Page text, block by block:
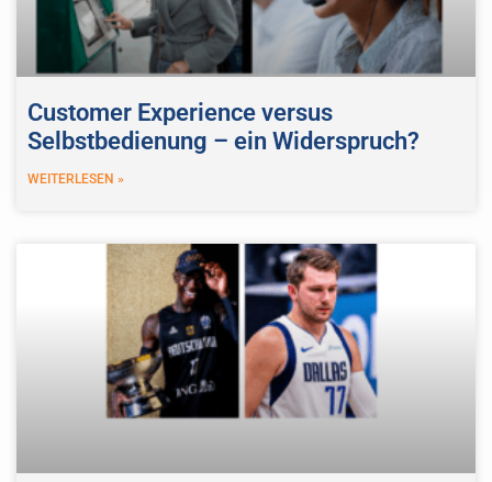
Customer Experience versus
Selbstbedienung – ein Widerspruch?
WEITERLESEN »